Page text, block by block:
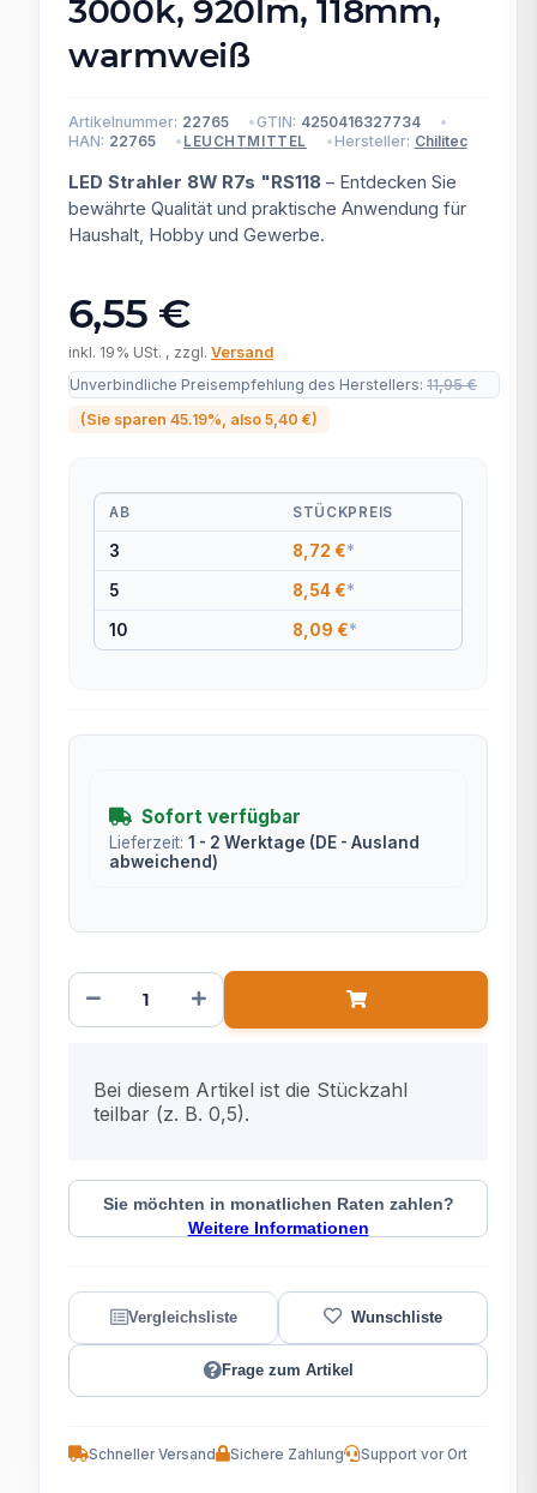
3000k, 920lm, 118mm,
warmweiß
Artikelnummer: 22765 GTIN: 4250416327734
HAN: 22765 LEUCHTMITTEL Hersteller: Chilitec
LED Strahler 8W R7s "RS118 – Entdecken Sie
bewährte Qualität und praktische Anwendung für
Haushalt, Hobby und Gewerbe.
6,55 €
inkl. 19% USt. , zzgl. Versand
Unverbindliche Preisempfehlung des Herstellers: 11,95 €
(Sie sparen 45.19% , also 5,40 €)
AB STÜCKPREIS
3 8,72 €*
5 8,54 €*
10 8,09 €*
Sofort verfügbar
Lieferzeit: 1 - 2 Werktage (DE - Ausland
abweichend)
Bei diesem Artikel ist die Stückzahl
teilbar (z. B. 0,5).
Sie möchten in monatlichen Raten zahlen?
Weitere Informationen
Frage zum Artikel
Schneller Versand Sichere Zahlung Support vor Ort